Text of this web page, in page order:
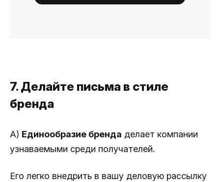
7. Делайте письма в стиле
бренда
A) Единообразие бренда делает компании
узнаваемыми среди получателей.
Его легко внедрить в вашу деловую рассылку